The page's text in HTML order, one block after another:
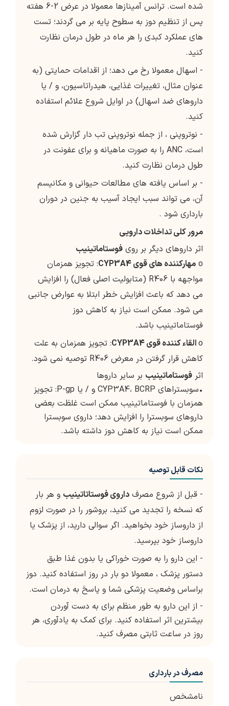
شده است. ترانس آمینازها معمولا در عرض 2-6 هفته
پس از تنظیم دوز به سطوح پایه بر می گردند؛ تست
های عملکرد کبدی را هر ماه در طول درمان نظارت
کنید.
- اسهال معمولا رخ می دهد؛ از اقدامات حمایتی (به
عنوان مثال، تغییرات غذایی، هیدراتاسیون، و / یا
داروهای ضد اسهال) در اوایل شروع علائم استفاده
کنید.
- نوتروپنی ، از جمله نوتروپنی تب دار گزارش شده
است، ANC را به صورت ماهیانه و برای عفونت در
طول درمان نظارت کنید.
- بر اساس یافته های مطالعات حیوانی و مکانیسم
آن، می تواند سبب ایجاد آسیب به جنین در دوران
بارداری شود .
مرور کلی تداخلات دارویی
اثر داروهای دیگر بر روی فوستاماتینیب
o مهارکننده های قوی CYP3A4
: تجویز همزمان
مواجهه با R406 (متابولیت اصلی فعال) را افزایش
می دهد که باعث افزایش خطر ابتلا به عوارض جانبی
می شود. ممکن است نیاز به کاهش دوز
فوستاماتینیب باشد.
oالقاء کننده قوی CYP3A4
: تجویز همزمان به علت
کاهش قرار گرفتن در معرض R406 توصیه نمی شود.
اثر فوستاماتینیب بر سایر داروها
•سوبستراهای CYP3A4، BCRP و / یا P-gp: تجویز
همزمان با فوستاماتینیب ممکن است غلظت بعضی
داروهای سوبسترا را افزایش دهد؛ داروی سوبسترا
ممکن است نیاز به کاهش دوز داشته باشد.
نکات قابل توصیه
- قبل از شروع مصرف داروی فوستاتاتینیب و هر بار
که نسخه را تجدید می کنید، بروشور را در صورت لزوم
از داروساز خود بخواهید. اگر سوالی دارید، از پزشک یا
داروساز خود بپرسید.
- این دارو را به صورت خوراکی یا بدون غذا طبق
دستور پزشک ، معمولا دو بار در روز استفاده کنید. دوز
براساس وضعیت پزشکی شما و پاسخ به درمان است.
- از این دارو به طور منظم برای به دست آوردن
بیشترین اثر استفاده کنید. برای کمک به یادآوری، هر
روز در ساعت ثابتی مصرف کنید.
مصرف در بارداری
نامشخص